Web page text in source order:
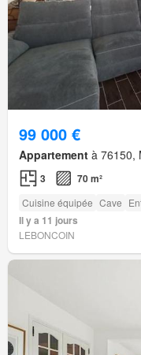
99 000 €
Appartement à 76150,
3 70 m²
Cuisine équipée Cave
Il y a 11 jours
LEBONCOIN